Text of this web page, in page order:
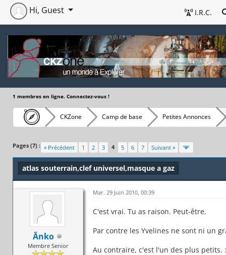
I.R.C.
Hi, Guest
1 membres en ligne. Connectez-vous !
CKZone Camp de base Petites Annonces
Pages (7) : « Précédent 1 2 3 4 5 6 7 Suivant »
atlas souterrain,clef universel,masque a gaz
Ãnko
Membre Senior
Mar. 29 Juin 2010, 00:39
C'est vrai. Tu as raison. Peut-être.
Par contre les Yvelines ne sont ni un
Au contraire, c'est l'un des plus petits.